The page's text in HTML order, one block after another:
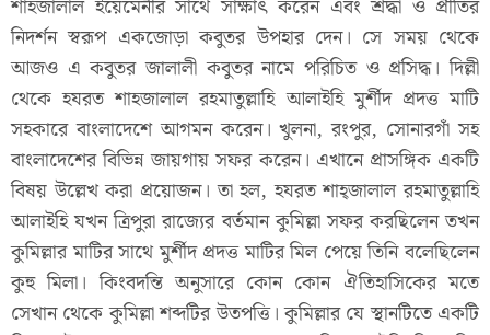
শাহজালাল ইয়েমেনীর সাথে সাক্ষাৎ করেন এবং শ্রদ্ধা ও প্রীতির
নিদর্শন স্বরূপ একজোড়া কবুতর উপহার দেন। সে সময় থেকে
আজও এ কবুতর জালালী কবুতর নামে পরিচিত ও প্রসিদ্ধ। দিল্লী
থেকে হযরত শাহজালাল রহমাতুল্লাহি আলাইহি মুর্শীদ প্রদত্ত মাটি
সহকারে বাংলাদেশে আগমন করেন। খুলনা, রংপুর, সোনারগাঁ সহ
বাংলাদেশের বিভিন্ন জায়গায় সফর করেন। এখানে প্রাসঙ্গিক একটি
বিষয় উল্লেখ করা প্রয়োজন। তা হল, হযরত শাহ্জালাল রহমাতুল্লাহি
আলাইহি যখন ত্রিপুরা রাজ্যের বর্তমান কুমিল্লা সফর করছিলেন তখন
কুমিল্লার মাটির সাথে মুর্শীদ প্রদত্ত মাটির মিল পেয়ে তিনি বলেছিলেন
কুহু মিলা। কিংবদন্তি অনুসারে কোন কোন ঐতিহাসিকের মতে
সেখান থেকে কুমিল্লা শব্দটির উতপত্তি। কুমিল্লার যে স্থানটিতে একটি